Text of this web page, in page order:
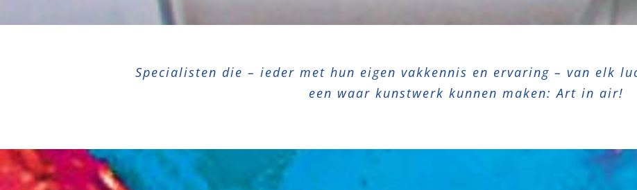
Specialisten die – ieder met hun eigen vakkennis en ervaring – van elk
een waar kunstwerk kunnen maken: Art in air!